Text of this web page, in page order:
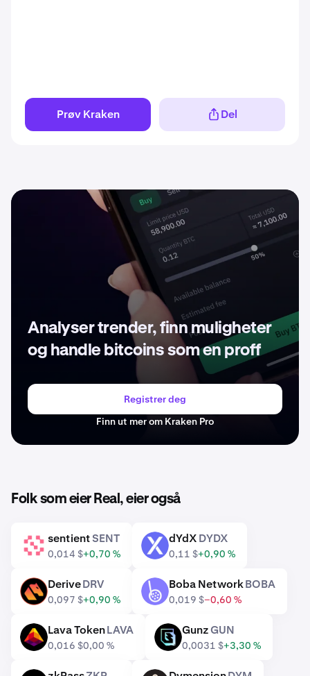
Prøv Kraken Del
Analyser trender, finn muligheter
og handle bitcoins som en proff
Registrer deg
Finn ut mer om Kraken Pro
Folk som eier Real, eier også
SENT sentientSENT
0,014 $+0,70 %
DYDX dYdXDYDX
0,11 $+0,90 %
DRV DeriveDRV
0,097 $+0,90 %
BOBA Boba NetworkBOBA
0,019 $−0,60 %
LAVA Lava TokenLAVA
0,016 $0,00 %
GUN GunzGUN
0,0031 $+3,30 %